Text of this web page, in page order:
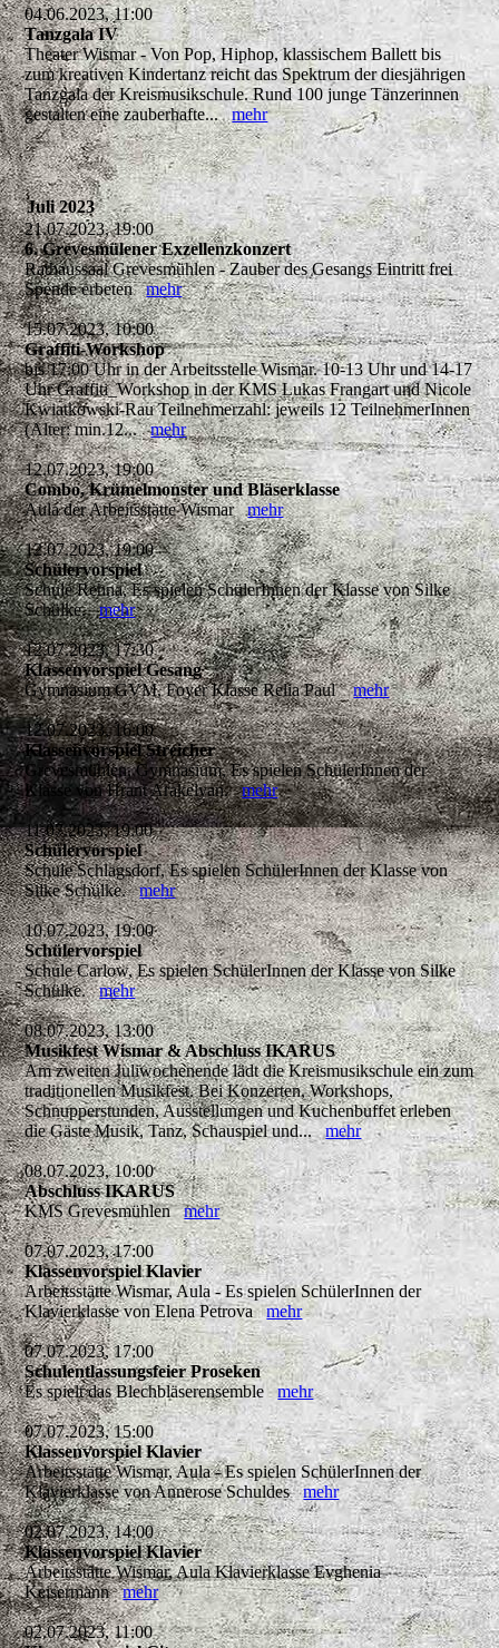
04.06.2023, 11:00
Tanzgala IV
Theater Wismar - Von Pop, Hiphop, klassischem Ballett bis
zum kreativen Kindertanz reicht das Spektrum der diesjährigen
Tanzgala der Kreismusikschule. Rund 100 junge Tänzerinnen
gestalten eine zauberhafte...mehr
Juli 2023
21.07.2023, 19:00
6. Grevesmülener Exzellenzkonzert
Rathaussaal Grevesmühlen - Zauber des Gesangs Eintritt frei
Spende erbetenmehr
15.07.2023, 10:00
Graffiti-Workshop
bis 17:00 Uhr in der Arbeitsstelle Wismar. 10-13 Uhr und 14-17
Uhr Graffiti_Workshop in der KMS Lukas Frangart und Nicole
Kwiatkowski-Rau Teilnehmerzahl: jeweils 12 TeilnehmerInnen
(Alter: min.12...mehr
12.07.2023, 19:00
Combo, Krümelmonster und Bläserklasse
Aula der Arbeitsstätte Wismarmehr
12.07.2023, 19:00
Schülervorspiel
Schule Rehna, Es spielen SchülerInnen der Klasse von Silke
Schülke.mehr
12.07.2023, 17:30
Klassenvorspiel Gesang
Gymnasium GVM, Foyer Klasse Relia Paulmehr
12.07.2023, 16:00
Klassenvorspiel Streicher
Grevesmühlen, Gymnasium, Es spielen SchülerInnen der
Klasse von Hrant Arakelyan.mehr
11.07.2023, 19:00
Schülervorspiel
Schule Schlagsdorf, Es spielen SchülerInnen der Klasse von
Silke Schülke.mehr
10.07.2023, 19:00
Schülervorspiel
Schule Carlow, Es spielen SchülerInnen der Klasse von Silke
Schülke.mehr
08.07.2023, 13:00
Musikfest Wismar & Abschluss IKARUS
Am zweiten Juliwochenende lädt die Kreismusikschule ein zum
traditionellen Musikfest. Bei Konzerten, Workshops,
Schnupperstunden, Ausstellungen und Kuchenbuffet erleben
die Gäste Musik, Tanz, Schauspiel und...mehr
08.07.2023, 10:00
Abschluss IKARUS
KMS Grevesmühlenmehr
07.07.2023, 17:00
Klassenvorspiel Klavier
Arbeitsstätte Wismar, Aula - Es spielen SchülerInnen der
Klavierklasse von Elena Petrovamehr
07.07.2023, 17:00
Schulentlassungsfeier Proseken
Es spielt das Blechbläserensemblemehr
07.07.2023, 15:00
Klassenvorspiel Klavier
Arbeitsstätte Wismar, Aula - Es spielen SchülerInnen der
Klavierklasse von Annerose Schuldesmehr
02.07.2023, 14:00
Klassenvorspiel Klavier
Arbeitsstätte Wismar, Aula Klavierklasse Evghenia
Keisermannmehr
02.07.2023, 11:00